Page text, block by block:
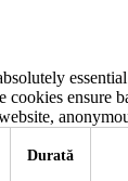
cookies ensure
Durată